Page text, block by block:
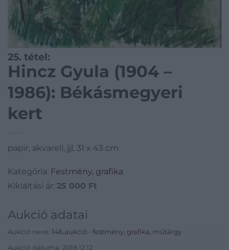
25. tétel:
Hincz Gyula (1904 –
1986): Békásmegyeri
kert
papír, akvarell, jjl, 31 x 43 cm
Kategória: Festmény, grafika
Kikiáltási ár: 25 000 Ft
Aukció adatai
Aukció neve: 146.aukció - festmény, grafika, műtárgy
Aukció dátuma: 2018.12.12